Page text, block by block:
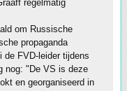
regelmatig
om Russische
propaganda
de FVD-leider tijdens
nog: "De VS is deze
en georganiseerd in